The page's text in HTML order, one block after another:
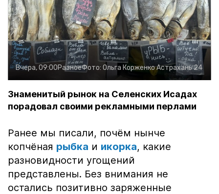
Вчера, 09:00РазноеФото: Ольга КорженкоАстрахань 24
Знаменитый рынок на Селенских Исадах
порадовал своими рекламными перлами
Ранее мы писали, почём нынче
копчёная рыбка и икорка, какие
разновидности угощений
представлены. Без внимания не
остались позитивно заряженные